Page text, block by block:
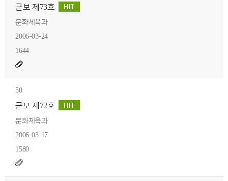
군보 제73호
문화체육과
2006-03-24
1644
50
군보 제72호
문화체육과
2006-03-17
1580